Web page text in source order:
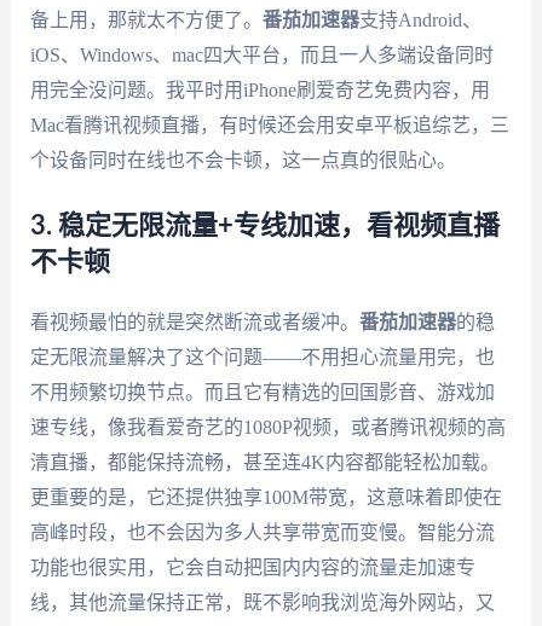
备上用，那就太不方便了。 番茄加速器支持Android、
iOS、Windows、mac四大平台，而且一人多端设备同时
用完全没问题。我平时用iPhone刷爱奇艺免费内容，用
Mac看腾讯视频直播，有时候还会用安卓平板追综艺，三
个设备同时在线也不会卡顿，这一点真的很贴心。
3. 稳定无限流量+专线加速，看视频直播
不卡顿
看视频最怕的就是突然断流或者缓冲。 番茄加速器的稳
定无限流量解决了这个问题——不用担心流量用完，也
不用频繁切换节点。而且它有精选的回国影音、游戏加
速专线，像我看爱奇艺的1080P视频，或者腾讯视频的高
清直播，都能保持流畅，甚至连4K内容都能轻松加载。
更重要的是，它还提供独享100M带宽，这意味着即使在
高峰时段，也不会因为多人共享带宽而变慢。智能分流
功能也很实用，它会自动把国内内容的流量走加速专
线，其他流量保持正常，既不影响我浏览海外网站，又